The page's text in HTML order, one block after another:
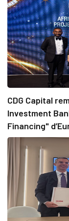
CDG Capital
Investment
Financing"